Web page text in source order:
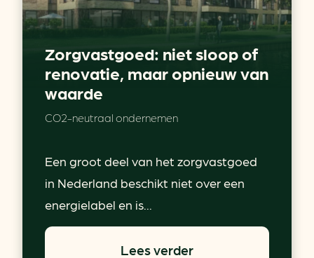
Zorgvastgoed: niet sloop of
renovatie, maar opnieuw van
waarde
CO2-neutraal ondernemen
Een groot deel van het zorgvastgoed
in Nederland beschikt niet over een
energielabel en is...
Lees verder